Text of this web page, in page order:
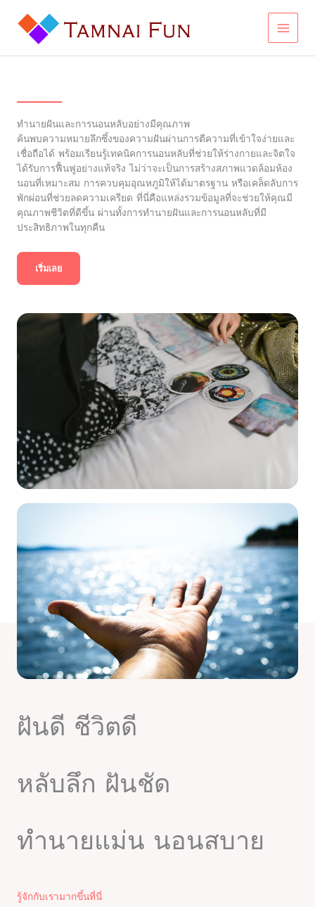
content
ทำนายฝันและการนอนหลับอย่างมีคุณภาพ
ค้นพบความหมายลึกซึ้งของความฝันผ่านการตีความที่เข้าใจง่ายและ
เชื่อถือได้ พร้อมเรียนรู้เทคนิคการนอนหลับที่ช่วยให้ร่างกายและจิตใจ
ได้รับการฟื้นฟูอย่างแท้จริง ไม่ว่าจะเป็นการสร้างสภาพแวดล้อมห้อง
นอนที่เหมาะสม การควบคุมอุณหภูมิให้ได้มาตรฐาน หรือเคล็ดลับการ
พักผ่อนที่ช่วยลดความเครียด ที่นี่คือแหล่งรวมข้อมูลที่จะช่วยให้คุณมี
คุณภาพชีวิตที่ดีขึ้น ผ่านทั้งการทำนายฝันและการนอนหลับที่มี
ประสิทธิภาพในทุกคืน
เริ่มเลย
ฝันดี ชีวิตดี
หลับลึก ฝันชัด
ทำนายแม่น นอนสบาย
รู้จักกับเรามากขึ้นที่นี่